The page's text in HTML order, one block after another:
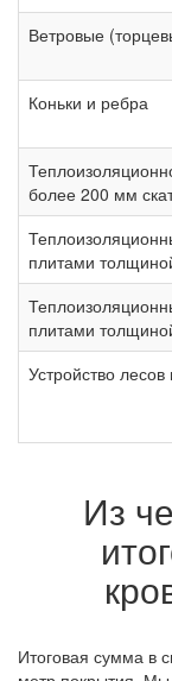
Ветровые
Коньки и ребра
более 200 мм
плитами
плитами
Устройство лесов
Из
Итоговая сумма в